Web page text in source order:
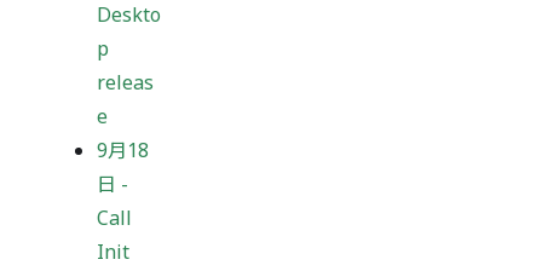
Deskto
p
releas
e
9月18
日 -
Call
Init